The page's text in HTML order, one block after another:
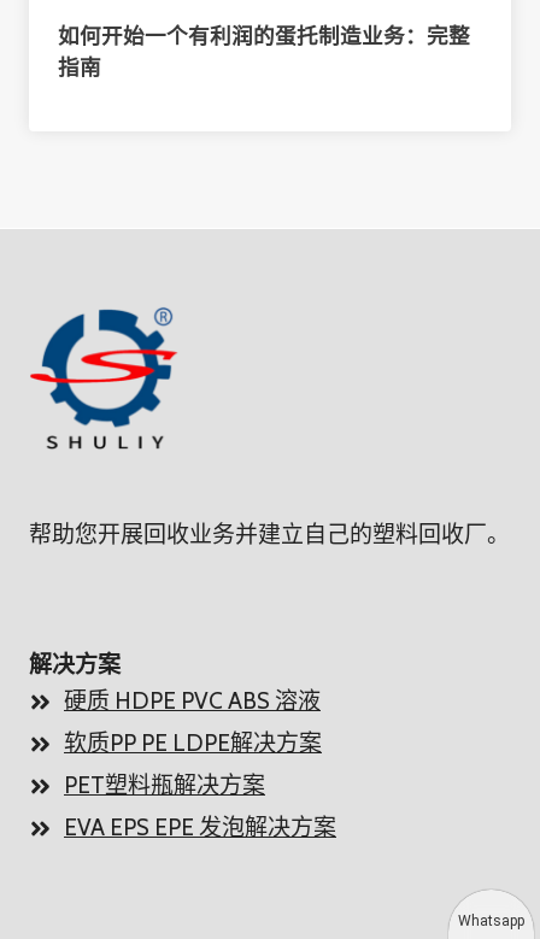
如何开始一个有利润的蛋托制造业务：完整
指南
帮助您开展回收业务并建立自己的塑料回收厂。
解决方案
硬质 HDPE PVC ABS 溶液
软质PP PE LDPE解决方案
PET塑料瓶解决方案
EVA EPS EPE 发泡解决方案
Whatsapp